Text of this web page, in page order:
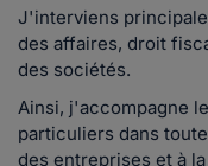
J'interviens
des affaires, droit
des sociétés.
Ainsi, j'accompagne
particuliers dans
des entreprises et à